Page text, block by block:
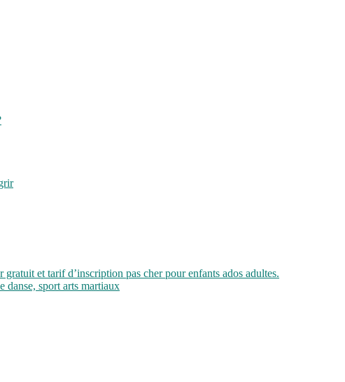
gratuit et tarif d’inscription pas cher pour enfants ados adultes.
danse, sport arts martiaux